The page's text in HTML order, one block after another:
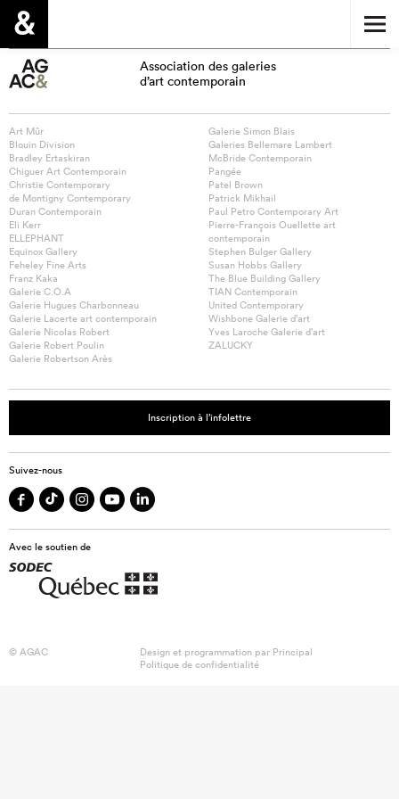
Association des galeries
d’art contemporain
Art Mûr
Blouin Division
Bradley Ertaskiran
Chiguer Art Contemporain
Christie Contemporary
de Montigny Contemporary
Duran Contemporain
Eli Kerr
ELLEPHANT
Equinox Gallery
Feheley Fine Arts
Franz Kaka
Galerie C.O.A
Galerie Hugues Charbonneau
Galerie Lacerte art contemporain
Galerie Nicolas Robert
Galerie Robert Poulin
Galerie Robertson Arès
Galerie Simon Blais
Galeries Bellemare Lambert
McBride Contemporain
Pangée
Patel Brown
Patrick Mikhail
Paul Petro Contemporary Art
Pierre-François Ouellette art
contemporain
Stephen Bulger Gallery
Susan Hobbs Gallery
The Blue Building Gallery
TIAN Contemporain
United Contemporary
Wishbone Galerie d’art
Yves Laroche Galerie d’art
ZALUCKY
Inscription à l’infolettre
Suivez-nous
Avec le soutien de
© AGAC Design et programmation par Principal
Politique de confidentialité